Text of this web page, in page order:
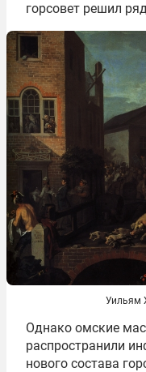
горсовет решил
Уильям
Однако омские
распространили
нового состава